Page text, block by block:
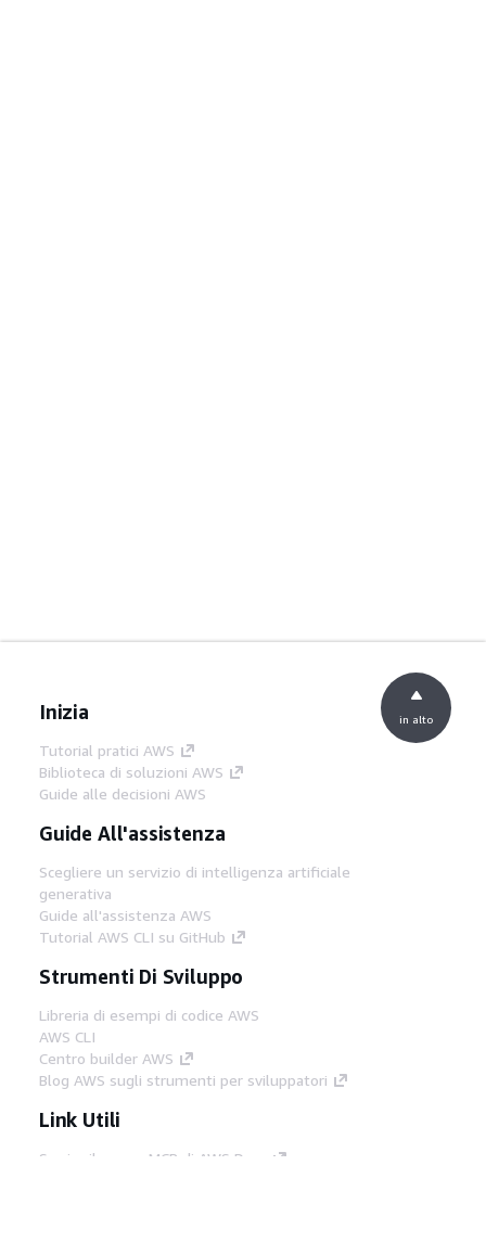
Inizia
Tutorial pratici AWS
Biblioteca di soluzioni AWS
Guide alle decisioni AWS
Guide All'assistenza
Scegliere un servizio di intelligenza artificiale
generativa
Guide all'assistenza AWS
Tutorial AWS CLI su GitHub
Strumenti Di Sviluppo
Libreria di esempi di codice AWS
AWS CLI
Centro builder AWS
Blog AWS sugli strumenti per sviluppatori
Link Utili
Scarica il server MCP di AWS Docs
in alto